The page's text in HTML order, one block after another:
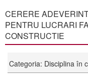
CERERE
PENTRU LUCRARI
CONSTRUCTIE
Categoria: Disciplina în